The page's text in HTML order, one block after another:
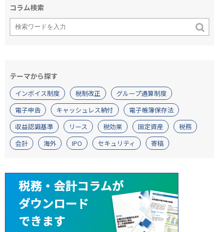
コラム検索
テーマから探す
インボイス制度 税制改正
グループ通算制度
電子申告
キャッシュレス納付
電子帳簿保存法
収益認識基準
リース 税効果 固定資産
税務
会計
海外 IPO セキュリティ 寄稿